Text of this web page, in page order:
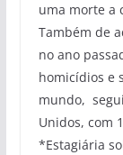
uma morte a
Também de
no ano
homicídios e
mundo,
Unidos, com
*Estagiária